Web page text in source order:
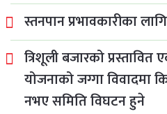
स्तनपान प्रभावकारीका
त्रिशूली बजारको
योजनाको जग्गा विवादमा
नभए समिति विघटन हुने